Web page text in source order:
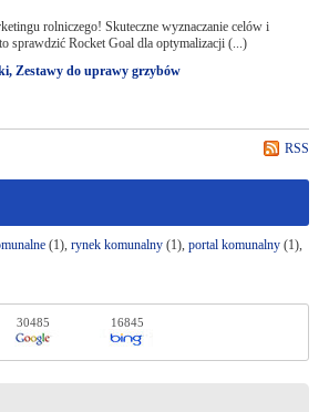
rolniczego! Skuteczne wyznaczanie celów i
sprawdzić Rocket Goal dla optymalizacji (...)
Zestawy do uprawy grzybów
RSS
(1), rynek komunalny(1), portal komunalny(1),
30485 16845